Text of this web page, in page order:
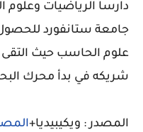
دارساً الرياضيات وعلوم
جامعة ستانفورد
علوم الحاسب حيث التقى
شريكه في بدأ محرك
المصدر : ويكيبيديا+